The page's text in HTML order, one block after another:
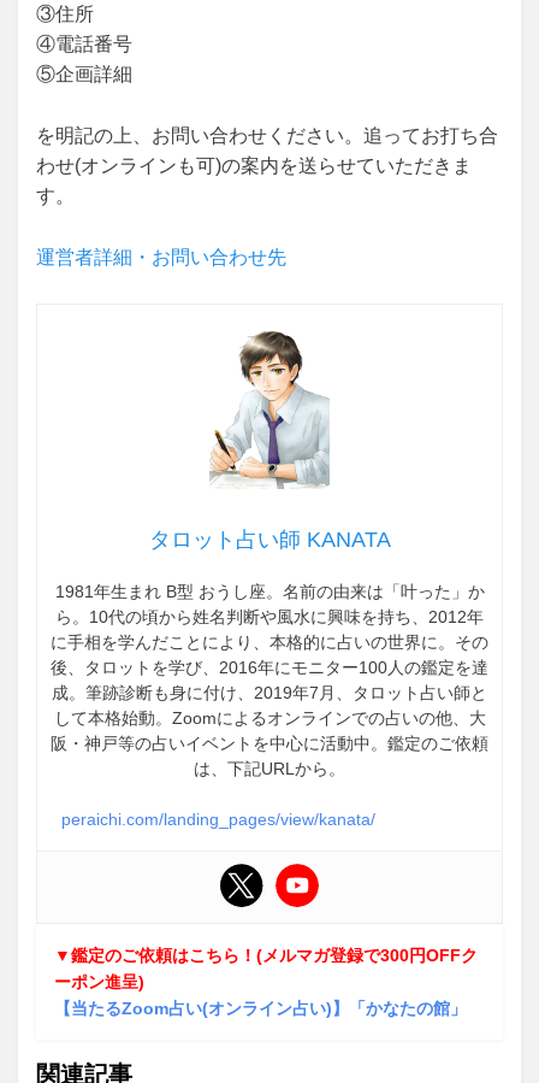
③住所
④電話番号
⑤企画詳細
を明記の上、お問い合わせください。追ってお打ち合
わせ(オンラインも可)の案内を送らせていただきま
す。
運営者詳細・お問い合わせ先
タロット占い師 KANATA
1981年生まれ B型 おうし座。名前の由来は「叶った」か
ら。10代の頃から姓名判断や風水に興味を持ち、2012年
に手相を学んだことにより、本格的に占いの世界に。その
後、タロットを学び、2016年にモニター100人の鑑定を達
成。筆跡診断も身に付け、2019年7月、タロット占い師と
して本格始動。Zoomによるオンラインでの占いの他、大
阪・神戸等の占いイベントを中心に活動中。鑑定のご依頼
は、下記URLから。
peraichi.com/landing_pages/view/kanata/
▼鑑定のご依頼はこちら！(メルマガ登録で300円OFFク
ーポン進呈)
【当たるZoom占い(オンライン占い)】「かなたの館」
関連記事